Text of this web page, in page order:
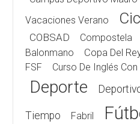
Vacaciones Verano
COBSAD Compostela
Balonmano
Copa Del
FSF
Curso De Inglés
Deporte
Tiempo Fabril